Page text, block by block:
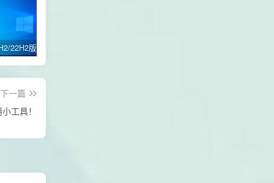
下一篇
工具！